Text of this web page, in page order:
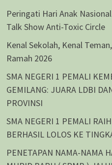
Peringati Hari Anak
Talk Show Anti-Toxic Circle
Kenal Sekolah, Kenal
Ramah 2026
SMA NEGERI 1 PEMALI
GEMILANG: JUARA LDBI
PROVINSI
SMA NEGERI 1 PEMALI
BERHASIL LOLOS KE
PENETAPAN NAMA-NAMA